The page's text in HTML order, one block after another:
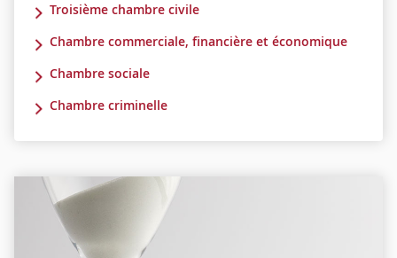
Troisième chambre civile
Chambre commerciale, financière et économique
Chambre sociale
Chambre criminelle